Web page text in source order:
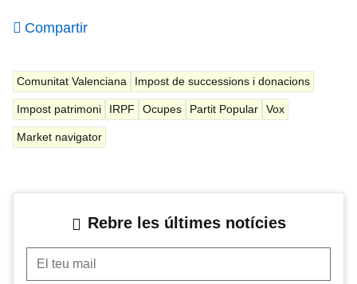
Compartir
Comunitat Valenciana Impost de successions i donacions
Impost patrimoni IRPF Ocupes Partit Popular Vox
Market navigator
Rebre les últimes notícies
El teu mail